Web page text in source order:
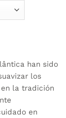
han sido
los
la tradición
en